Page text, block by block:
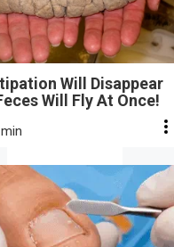
Will Disappear
Will Fly At Once!